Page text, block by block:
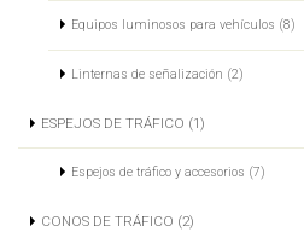
Equipos luminosos para vehículos (8)
Linternas de señalización (2)
ESPEJOS DE TRÁFICO (1)
Espejos de tráfico y accesorios (7)
CONOS DE TRÁFICO (2)